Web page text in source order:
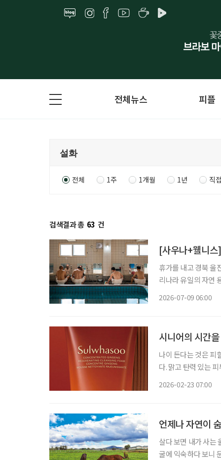
전체뉴스 피플
전체 1주 1개월 1년 직
검색결과 총 63 건
[사우나+웰니
휴가를 내고 경북 울
리나라 유일의 자연
2026-07-09 06:00
시니어의 시간
나이 든다는 것은 피
다. 맑고 탄력 있는
2026-02-23 07:00
언제나 자연이
살다 보면 내가 사는
굴에 익숙하다 보니